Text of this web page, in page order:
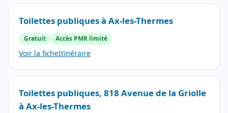
Toilettes publiques à Ax-les-Thermes
Gratuit Accès PMR limité
Voir la ficheItinéraire
Toilettes publiques, 818 Avenue de la Griolle
à Ax-les-Thermes